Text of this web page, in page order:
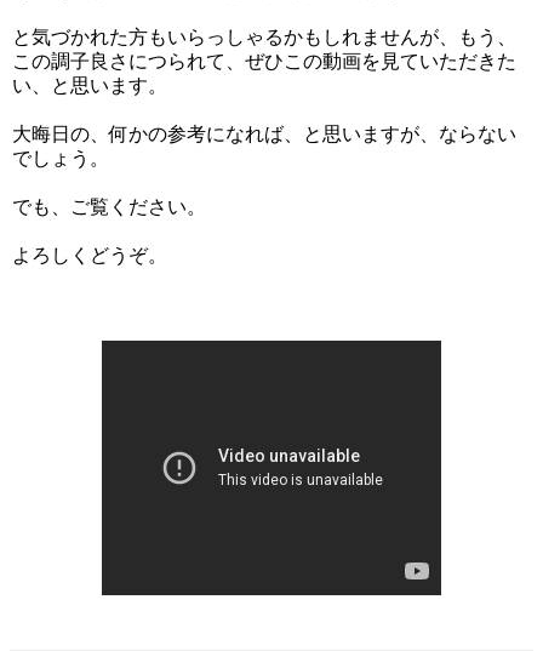
と気づかれた方もいらっしゃるかもしれませんが、もう、
この調子良さにつられて、ぜひこの動画を見ていただきた
い、と思います。
大晦日の、何かの参考になれば、と思いますが、ならない
でしょう。
でも、ご覧ください。
よろしくどうぞ。